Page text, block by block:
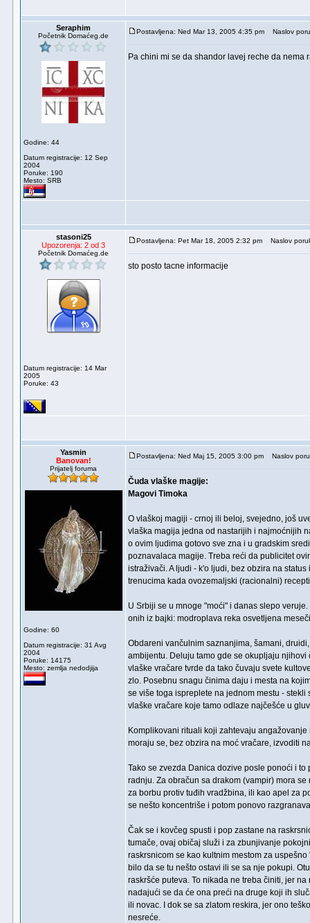
Seraphim
Početnik Domaćeg.de
Godine: 44
Datum registracije: 12 Sep
2004
Poruke: 190
Mesto: SRB
Postavljena: Ned Mar 13, 2005 4:35 pm Naslov
Pa chini mi se da shandor lavej reche da
stasoni25
Upozorenja: 2 od 3
Početnik Domaćeg.de
Datum registracije: 14 Mar
2005
Poruke: 43
Postavljena: Pet Mar 18, 2005 2:32 pm Naslov
sto posto tacne informacije
Yasmin
Banovan!
Prijatelj foruma
Godine: 60
Datum registracije: 31 Avg
2004
Poruke: 14175
Mesto: zemlja nedodjija
Postavljena: Ned Maj 15, 2005 3:00 pm Naslov
Čuda vlaške magije:
Magovi Timoka
O vlaškoj magiji - crnoj ili beloj, svejedno, još
vlaška magija jedna od nastarijih i najmoćnijih
o ovim ljudima gotovo sve zna i u gradskim
poznavalaca magije. Treba reći da publicitet
istraživači. A ljudi - k'o ljudi, bez obzira na
trenucima kada ovozemaljski (racionalni)
U Srbiji se u mnoge "moći" i danas slepo
onih iz bajki: modroplava reka osvetljena
Obdareni vančulnim saznanjima, šamani,
ambijentu. Deluju tamo gde se okupljaju
vlaške vračare tvrde da tako čuvaju svete
zlo. Posebnu snagu činima daju i mesta na
se više toga ispreplete na jednom mestu -
vlaške vračare koje tamo odlaze najčešće u
Komplikovani rituali koji zahtevaju
moraju se, bez obzira na moć vračare, izvoditi
Tako se zvezda Danica dozive posle ponoći i
radnju. Za obračun sa drakom (vampir) mora
za borbu protiv tuđih vradžbina, ili kao apel za
se nešto koncentriše i potom ponovo
Čak se i kovčeg spusti i pop zastane na
tumače, ovaj običaj služi i za zbunjivanje
raskrsnicom se kao kultnim mestom za
bilo da se tu nešto ostavi ili se sa nje pokupi.
raskršće puteva. To nikada ne treba činiti, jer
nadajući se da će ona preći na druge koji ih
ili novac. I dok se sa zlatom reskira, jer ono
nesreće.